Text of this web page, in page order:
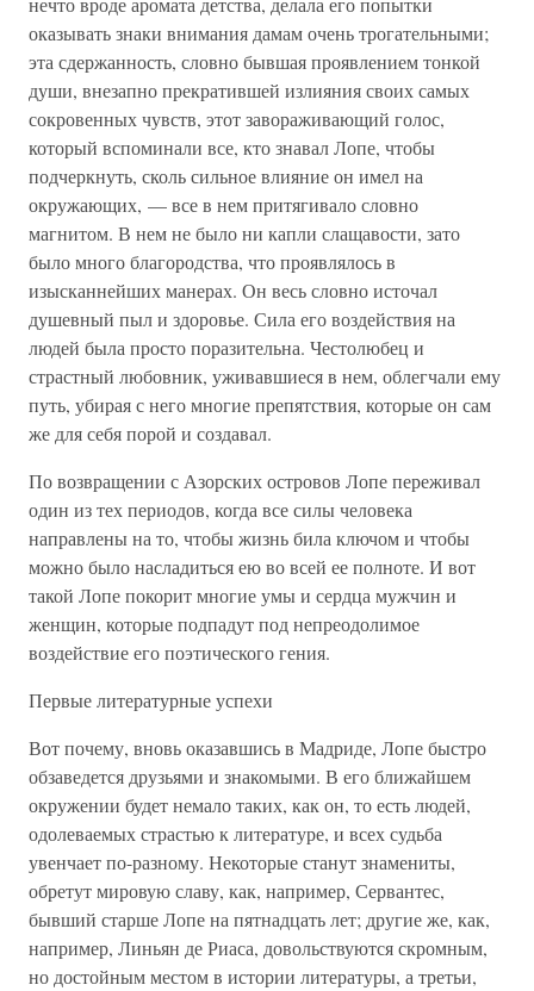
оказывать знаки внимания дамам очень трогательными;
эта сдержанность, словно бывшая проявлением тонкой
души, внезапно прекратившей излияния своих самых
сокровенных чувств, этот завораживающий голос,
который вспоминали все, кто знавал Лопе, чтобы
подчеркнуть, сколь сильное влияние он имел на
окружающих, — все в нем притягивало словно
магнитом. В нем не было ни капли слащавости, зато
было много благородства, что проявлялось в
изысканнейших манерах. Он весь словно источал
душевный пыл и здоровье. Сила его воздействия на
людей была просто поразительна. Честолюбец и
страстный любовник, уживавшиеся в нем, облегчали ему
путь, убирая с него многие препятствия, которые он сам
же для себя порой и создавал.
По возвращении с Азорских островов Лопе переживал
один из тех периодов, когда все силы человека
направлены на то, чтобы жизнь била ключом и чтобы
можно было насладиться ею во всей ее полноте. И вот
такой Лопе покорит многие умы и сердца мужчин и
женщин, которые подпадут под непреодолимое
воздействие его поэтического гения.
Первые литературные успехи
Вот почему, вновь оказавшись в Мадриде, Лопе быстро
обзаведется друзьями и знакомыми. В его ближайшем
окружении будет немало таких, как он, то есть людей,
одолеваемых страстью к литературе, и всех судьба
увенчает по-разному. Некоторые станут знамениты,
обретут мировую славу, как, например, Сервантес,
бывший старше Лопе на пятнадцать лет; другие же, как,
например, Линьян де Риаса, довольствуются скромным,
но достойным местом в истории литературы, а третьи,